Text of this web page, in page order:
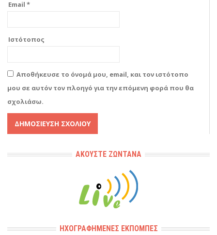
Email *
Ιστότοπος
Αποθήκευσε το όνομά μου, email, και τον ιστότοπο
μου σε αυτόν τον πλοηγό για την επόμενη φορά που θα
σχολιάσω.
ΑΚΟΎΣΤΕ ΖΩΝΤΑΝΆ
ΗΧΟΓΡΑΦΗΜΈΝΕΣ ΕΚΠΟΜΠΈΣ